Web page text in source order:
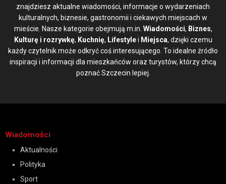
znajdziesz aktualne wiadomości, informacje o wydarzeniach
kulturalnych, biznesie, gastronomii i ciekawych miejscach w
mieście. Nasze kategorie obejmują m.in. Wiadomości, Biznes,
Kulturę i rozrywkę, Kuchnię, Lifestylei Miejsca, dzięki czemu
każdy czytelnik może odkryć coś interesującego. To idealne źródło
inspiracji i informacji dla mieszkańców oraz turystów, którzy chcą
poznać Szczecin lepiej.
Wiadomości
Aktualności
Polityka
Sport